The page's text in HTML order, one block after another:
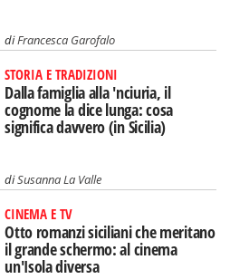
diFrancesca Garofalo
STORIA E TRADIZIONI
Dalla famiglia alla 'nciuria, il
cognome la dice lunga: cosa
significa davvero (in Sicilia)
diSusanna La Valle
CINEMA E TV
Otto romanzi siciliani che meritano
il grande schermo: al cinema
un'Isola diversa